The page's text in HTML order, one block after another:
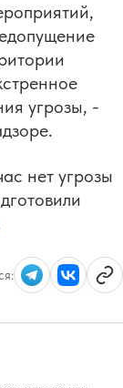
угрозы, -
нет угрозы